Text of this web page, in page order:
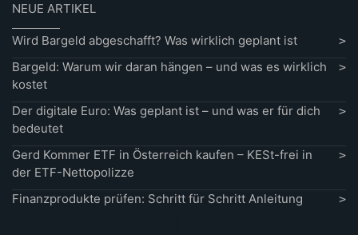
NEUE ARTIKEL
Wird Bargeld abgeschafft? Was wirklich geplant ist
Bargeld: Warum wir daran hängen – und was es wirklich
kostet
Der digitale Euro: Was geplant ist – und was er für dich
bedeutet
Gerd Kommer ETF in Österreich kaufen – KESt-frei in
der ETF-Nettopolizze
Finanzprodukte prüfen: Schritt für Schritt Anleitung